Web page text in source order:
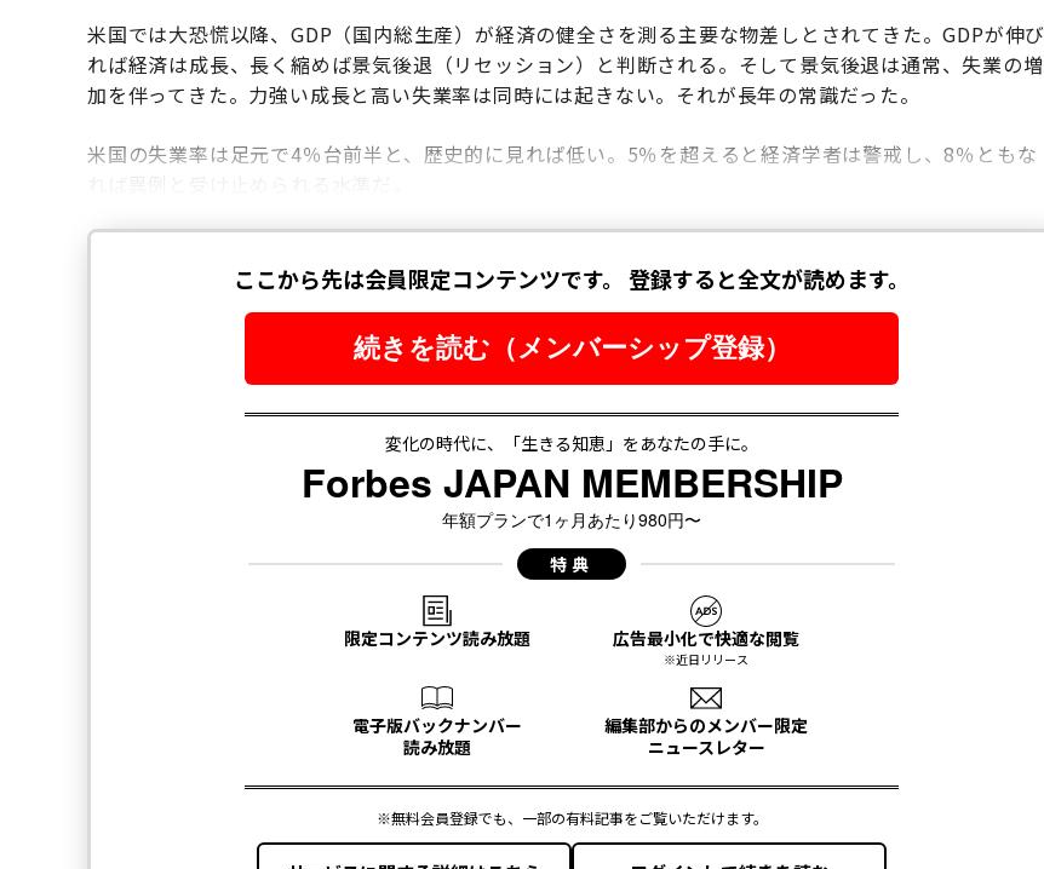
米国では大恐慌以降、GDP（国内総生産）が経済の健全さを測る主要な物差しとされてきた。GDPが伸び
れば経済は成長、長く縮めば景気後退（リセッション）と判断される。そして景気後退は通常、失業の増
加を伴ってきた。力強い成長と高い失業率は同時には起きない。それが長年の常識だった。
米国の失業率は足元で4％台前半と、歴史的に見れば低い。5％を超えると経済学者は警戒し、8％ともな